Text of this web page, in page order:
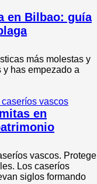
en Bilbao: guía
más molestas y
has empezado a
en
vascos. Protege
Los caseríos
siglos formando